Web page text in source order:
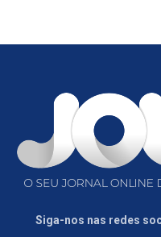
Siga-nos nas redes